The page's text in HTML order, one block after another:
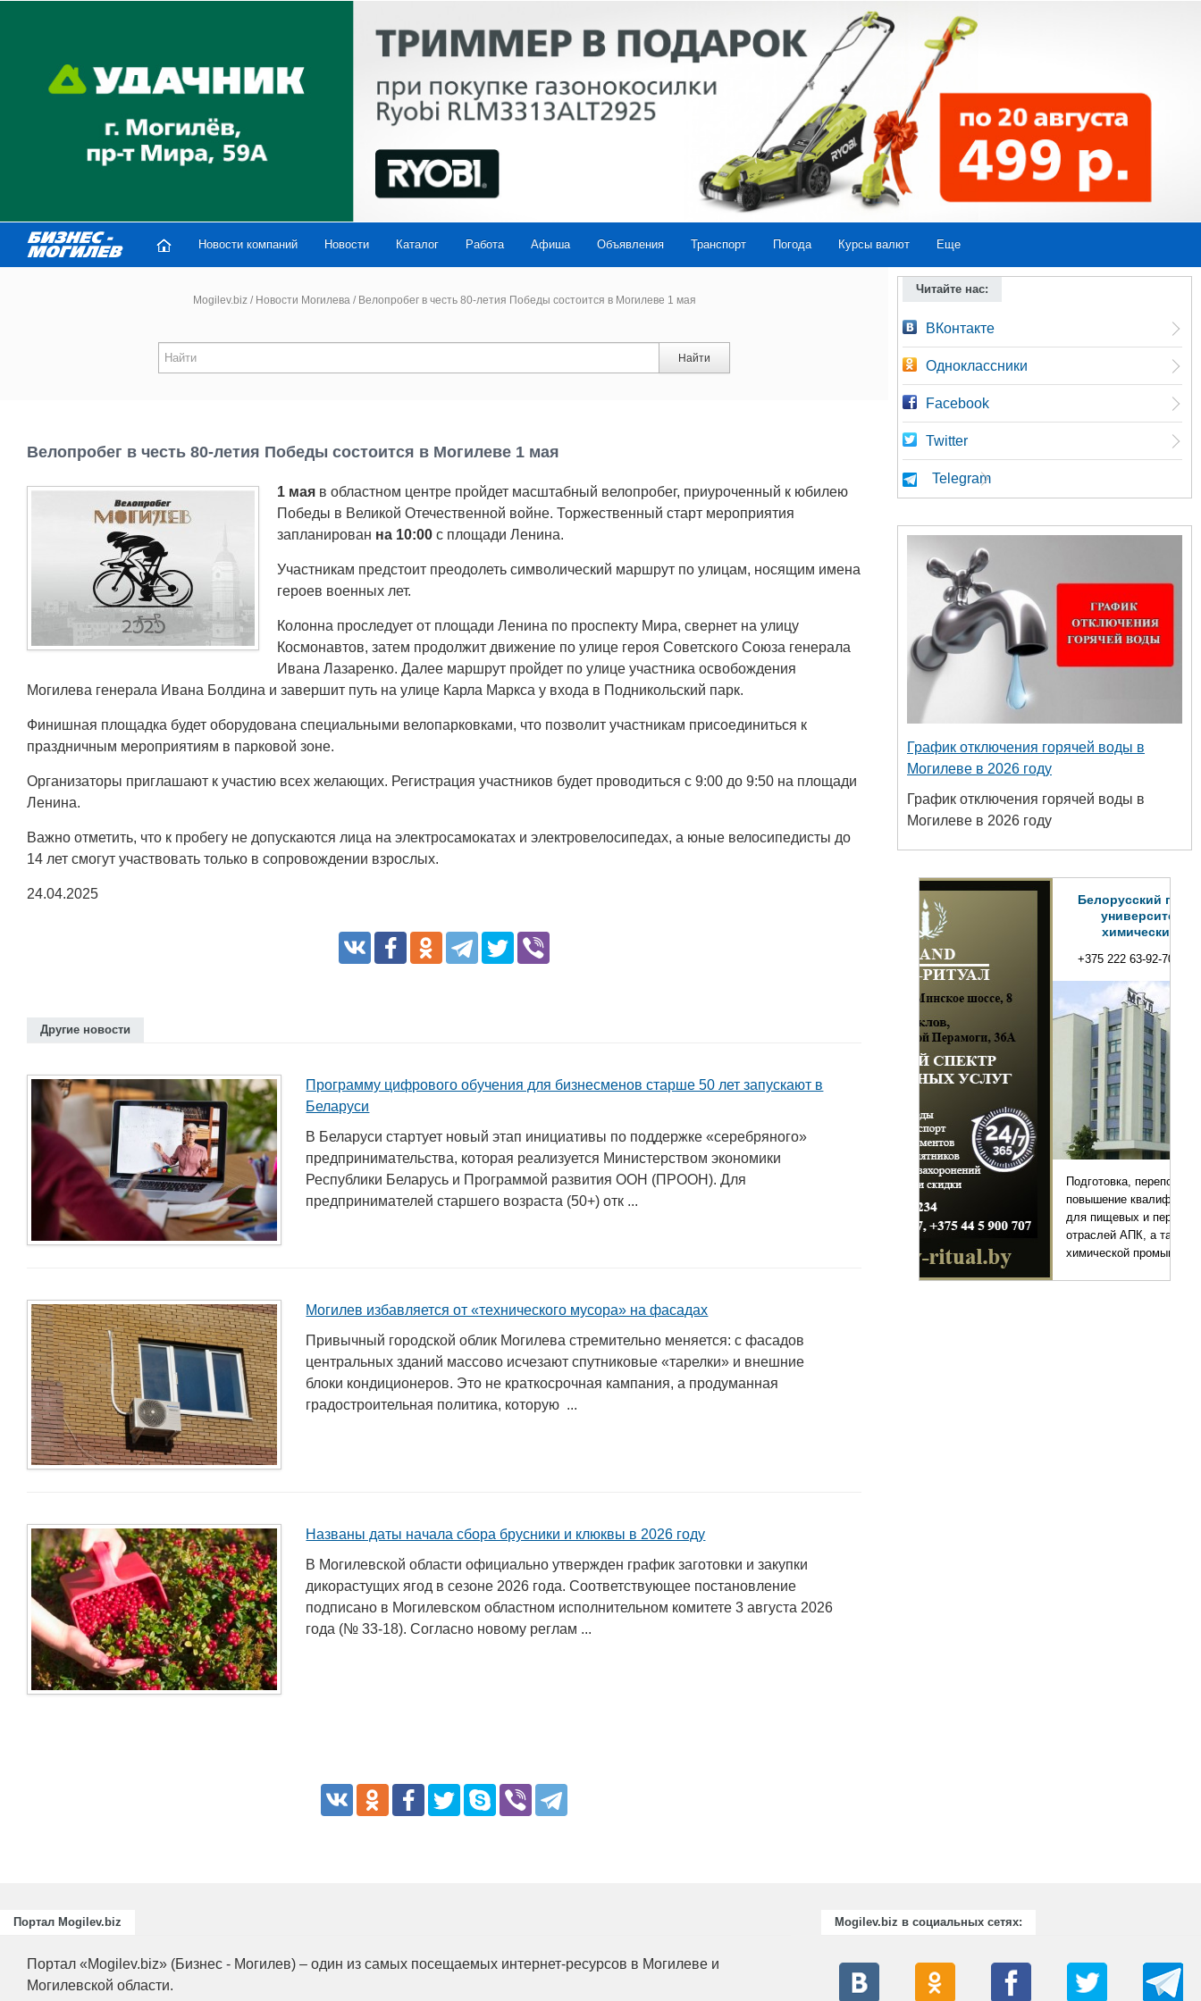
Новости компаний Новости Каталог Работа Афиша Объявления Транспорт Погода Курсы валют Еще
Mogilev.biz / Новости Могилева /Велопробег в честь 80-летия Победы состоится в Могилеве 1 мая
Найти
Велопробег в честь 80-летия Победы состоится в Могилеве 1 мая
1 мая в областном центре пройдет масштабный велопробег, приуроченный к юбилею
Победы в Великой Отечественной войне. Торжественный старт мероприятия
запланирован на 10:00 с площади Ленина.
Участникам предстоит преодолеть символический маршрут по улицам, носящим имена
героев военных лет.
Колонна проследует от площади Ленина по проспекту Мира, свернет на улицу
Космонавтов, затем продолжит движение по улице героя Советского Союза генерала
Ивана Лазаренко. Далее маршрут пройдет по улице участника освобождения
Могилева генерала Ивана Болдина и завершит путь на улице Карла Маркса у входа в Подникольский парк.
Финишная площадка будет оборудована специальными велопарковками, что позволит участникам присоединиться к
праздничным мероприятиям в парковой зоне.
Организаторы приглашают к участию всех желающих. Регистрация участников будет проводиться с 9:00 до 9:50 на площади
Ленина.
Важно отметить, что к пробегу не допускаются лица на электросамокатах и электровелосипедах, а юные велосипедисты до
14 лет смогут участвовать только в сопровождении взрослых.
24.04.2025
Другие новости
Программу цифрового обучения для бизнесменов старше 50 лет запускают в
Беларуси
В Беларуси стартует новый этап инициативы по поддержке «серебряного»
предпринимательства, которая реализуется Министерством экономики
Республики Беларусь и Программой развития ООН (ПРООН). Для
предпринимателей старшего возраста (50+) отк ...
Могилев избавляется от «технического мусора» на фасадах
Привычный городской облик Могилева стремительно меняется: с фасадов
центральных зданий массово исчезают спутниковые «тарелки» и внешние
блоки кондиционеров. Это не краткосрочная кампания, а продуманная
градостроительная политика, которую ...
Названы даты начала сбора брусники и клюквы в 2026 году
В Могилевской области официально утвержден график заготовки и закупки
дикорастущих ягод в сезоне 2026 года. Соответствующее постановление
подписано в Могилевском областном исполнительном комитете 3 августа 2026
года (№ 33-18). Согласно новому реглам ...
Читайте нас:
ВКонтакте
Одноклассники
Facebook
Twitter
Telegram
График отключения горячей воды в
Могилеве в 2026 году
График отключения горячей воды в
Могилеве в 2026 году
Белорусский государственный
университет пищевых и
химических технологий
+375 222 63-92-70, +375 222 63-18-45
Подготовка, переподготовка и
повышение квалификации специалистов
для пищевых и перерабатывающих
отраслей АПК, а также предприятий
химической промышленности.
Портал Mogilev.biz
Портал «Mogilev.biz» (Бизнес - Могилев) – один из самых посещаемых интернет-ресурсов в Могилеве и
Могилевской области.
Mogilev.biz в социальных сетях: